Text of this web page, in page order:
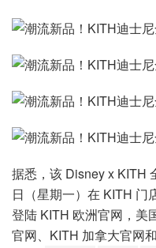
据悉，该 Disney x KITH
日（星期一）在 KITH 门
登陆 KITH 欧洲官网，美
官网、KITH 加拿大官网